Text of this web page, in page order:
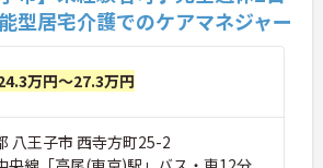
型居宅介護でのケアマネジャー
万円～27.3万円
八王子市 西寺方町25-2